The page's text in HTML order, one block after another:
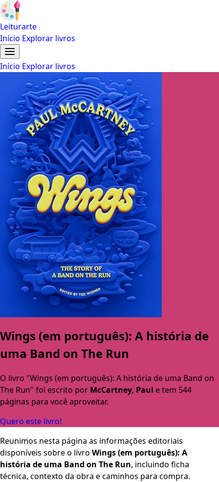
Leiturarte
Início Explorar livros
Início Explorar livros
Wings (em português): A história de
uma Band on The Run
O livro "Wings (em português): A história de uma Band on
The Run" foi escrito por McCartney, Paul e tem 544
páginas para você aproveitar.
Quero este livro!
Reunimos nesta página as informações editoriais
disponíveis sobre o livro Wings (em português): A
história de uma Band on The Run, incluindo ficha
técnica, contexto da obra e caminhos para compra.